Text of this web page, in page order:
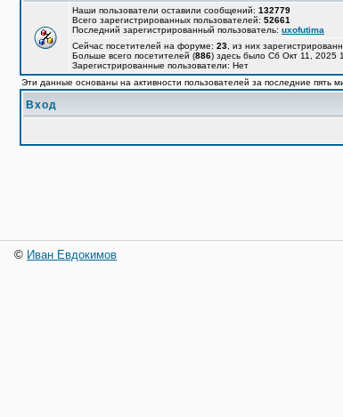
Наши пользователи оставили сообщений: 132779
Всего зарегистрированных пользователей: 52661
Последний зарегистрированный пользователь: uxofutima
Сейчас посетителей на форуме: 23 , из них
Больше всего посетителей (886) здесь было Сб Окт 11, 2025
Зарегистрированные пользователи: Нет
Эти данные основаны на активности пользователей за последние пять
Вход
© Иван Евдокимов